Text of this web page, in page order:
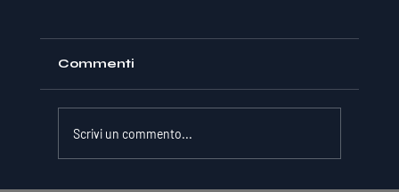
Commenti
Scrivi un commento...